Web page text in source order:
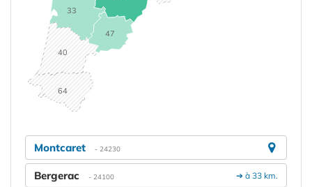
33
40
47
64
Montcaret - 24230
➔ à 33 km.
Bergerac - 24100